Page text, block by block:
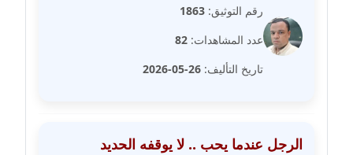
عاملة
مدونة علا الأزوك
رقم التوثيق: 1863
عدد المشاهدات: 82
تاريخ التأليف: 26-05-2026
الرجل عندما يحب .. لا يوقفه الحديد